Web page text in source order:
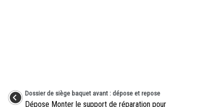
Dossier de siège baquet avant : dépose et repose
Dépose Monter le support de réparation pour